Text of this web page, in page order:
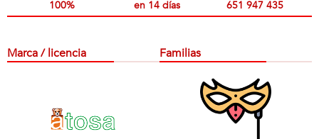
100%
en 14 días
651 947 435
Marca / licencia Familias